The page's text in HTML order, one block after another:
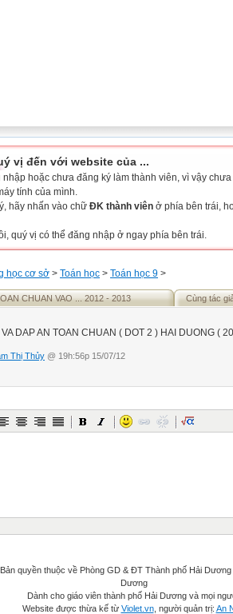
vị đến với website của ...
hoặc chưa đăng ký làm thành viên, vì vậy
tính của mình.
hãy nhấn vào chữ ĐK thành viên ở phía bên trái,
quý vị có thể đăng nhập ở ngay phía bên trái.
học cơ sở > Toán học > Toán học 9 >
CHUAN VAO ... 2012 - 2013 Cùng tác
VA DAP AN TOAN CHUAN ( DOT 2 ) HAI DUONG (
Thị Thủy @ 19h:56p 15/07/12
Bản quyền thuộc về Phòng GD & ĐT Thành phố Hải Dương
Dương
Dành cho giáo viên thành phố Hải Dương và mọi
Website được thừa kế từ Violet.vn, người quản trị: An